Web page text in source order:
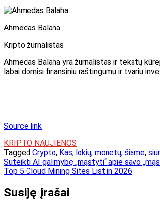
Ahmedas Balaha
Kripto žurnalistas
Ahmedas Balaha yra žurnalistas ir tekstų
labai domisi finansiniu raštingumu ir tvariu
Source link
KRIPTO NAUJIENOS
Tagged Crypto, Kas, lokių, monetų, šiame,
Navigacija
tarp
įrašų
Suteikti AI galimybę „mąstyti“ apie savo
Top 5 Cloud Mining Sites List in 2026
Susiję įrašai